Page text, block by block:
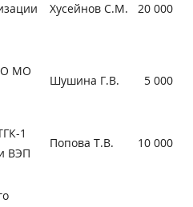
Хусейнов С.М. 20 000
МО
Шушина Г.В. 5 000
1
ВЭП
Попова Т.В. 10 000